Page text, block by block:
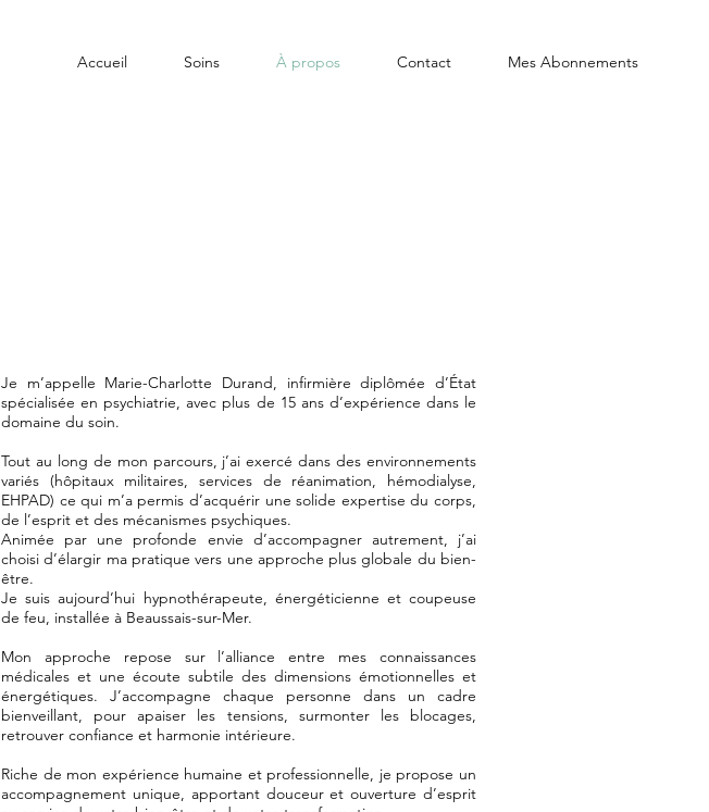
Accueil Soins À propos Contact Mes Abonnements
Je m’appelle Marie-Charlotte Durand, infirmière diplômée d’État
spécialisée en psychiatrie, avec plus de 15 ans d’expérience dans le
domaine du soin.
Tout au long de mon parcours, j’ai exercé dans des environnements
variés (hôpitaux militaires, services de réanimation, hémodialyse,
EHPAD) ce qui m’a permis d’acquérir une solide expertise du corps,
de l’esprit et des mécanismes psychiques.
Animée par une profonde envie d’accompagner autrement, j’ai
choisi d’élargir ma pratique vers une approche plus globale du bien-
être.
Je suis aujourd’hui hypnothérapeute, énergéticienne et coupeuse
de feu, installée à Beaussais-sur-Mer.
Mon approche repose sur l’alliance entre mes connaissances
médicales et une écoute subtile des dimensions émotionnelles et
énergétiques. J’accompagne chaque personne dans un cadre
bienveillant, pour apaiser les tensions, surmonter les blocages,
retrouver confiance et harmonie intérieure.
Riche de mon expérience humaine et professionnelle, je propose un
accompagnement unique, apportant douceur et ouverture d’esprit